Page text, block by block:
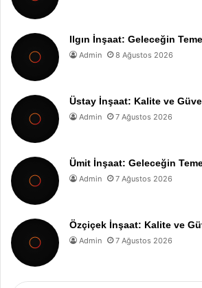
Ilgın İnşaat: Geleceğin
Admin 8 Ağustos 2026
Üstay İnşaat: Kalite ve
Admin 7 Ağustos 2026
Ümit İnşaat: Geleceğin
Admin 7 Ağustos 2026
Özçiçek İnşaat: Kalite ve
Admin 7 Ağustos 2026